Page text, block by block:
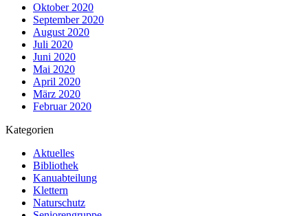
Oktober 2020
September 2020
August 2020
Juli 2020
Juni 2020
Mai 2020
April 2020
März 2020
Februar 2020
Kategorien
Aktuelles
Bibliothek
Kanuabteilung
Klettern
Naturschutz